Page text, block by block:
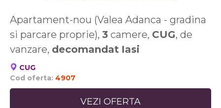
Apartament-nou (Valea Adanca - gradina
si parcare proprie), 3 camere, CUG, de
vanzare, decomandat Iasi
CUG
Cod oferta: 4907
VEZI OFERTA